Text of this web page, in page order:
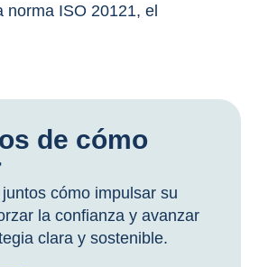
norma ISO 20121, el
de cómo
cómo impulsar su
la confianza y avanzar
clara y sostenible.